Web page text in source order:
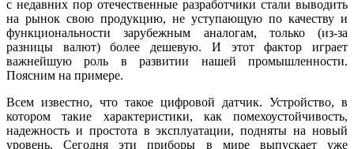
с недавних пор отечественные разработчики стали выводить
на рынок свою продукцию, не уступающую по качеству и
функциональности зарубежным аналогам, только (из-за
разницы валют) более дешевую. И этот фактор играет
важнейшую роль в развитии нашей промышленности.
Поясним на примере.
Всем известно, что такое цифровой датчик. Устройство, в
котором такие характеристики, как помехоустойчивость,
надежность и простота в эксплуатации, подняты на новый
уровень. Сегодня эти приборы в мире выпускает уже